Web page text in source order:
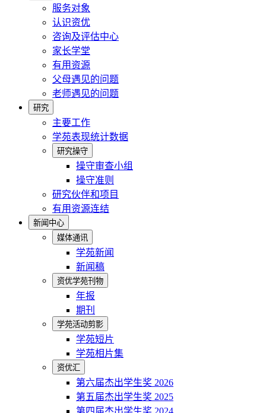
服务对象
认识资优
咨询及评估中心
家长学堂
有用资源
父母遇见的问题
老师遇见的问题
研究
主要工作
学苑表现统计数据
研究操守
操守审查小组
操守准则
研究伙伴和项目
有用资源连结
新闻中心
媒体通讯
学苑新闻
新闻稿
资优学苑刊物
年报
期刊
学苑活动剪影
学苑短片
学苑相片集
资优汇
第六届杰出学生奖 2026
第五届杰出学生奖 2025
第四届杰出学生奖 2024